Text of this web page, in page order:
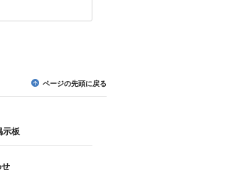
ページの先頭に戻る
示板
せ